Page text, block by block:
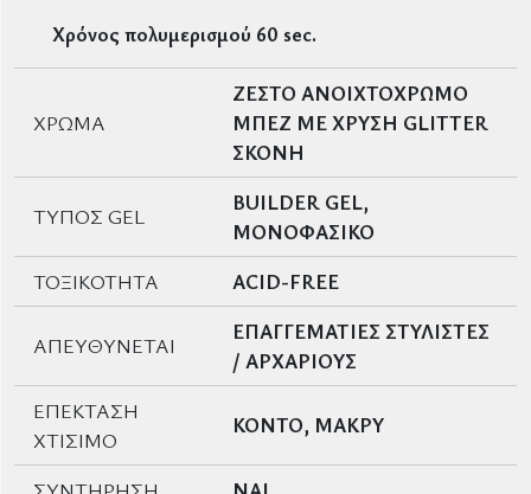
Χρόνος πολυμερισμού 60 sec.
ΧΡΩΜΑ
ΖΕΣΤΟ ΑΝΟΙΧΤΟΧΡΩΜΟ
ΜΠΕΖ ΜΕ ΧΡΥΣΗ GLITTER
ΣΚΟΝΗ
ΤΥΠΟΣ GEL
BUILDER GEL,
ΜΟΝΟΦΑΣΙΚΟ
ΤΟΞΙΚΟΤΗΤΑ
ACID-FREE
ΑΠΕΥΘΥΝΕΤΑΙ
ΕΠΑΓΓΕΜΑΤΙΕΣ ΣΤΥΛΙΣΤΕΣ
/ ΑΡΧΑΡΙΟΥΣ
ΕΠΕΚΤΑΣΗ
ΧΤΙΣΙΜΟ
ΚΟΝΤΟ, ΜΑΚΡΥ